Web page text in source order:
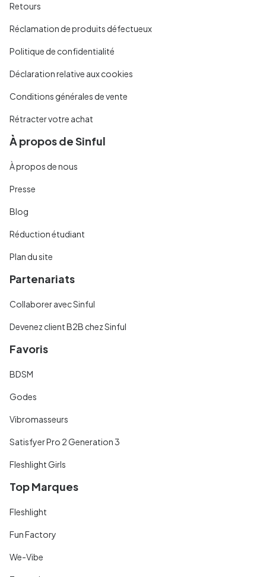
Retours
Réclamation de produits défectueux
Politique de confidentialité
Déclaration relative aux cookies
Conditions générales de vente
Rétracter votre achat
À propos de Sinful
À propos de nous
Presse
Blog
Réduction étudiant
Plan du site
Partenariats
Collaborer avec Sinful
Devenez client B2B chez Sinful
Favoris
BDSM
Godes
Vibromasseurs
Satisfyer Pro 2 Generation 3
Fleshlight Girls
Top Marques
Fleshlight
Fun Factory
We-Vibe